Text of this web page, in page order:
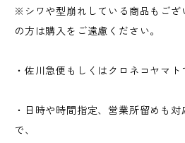
※シワや型崩れしている商品もござ
の方は購入をご遠慮ください。
・佐川急便もしくはクロネコヤマト
・日時や時間指定、営業所留めも
で、